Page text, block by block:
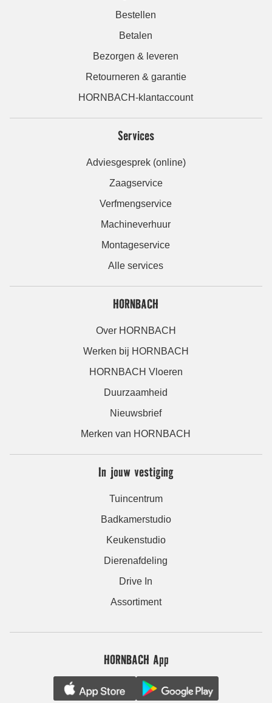
Bestellen
Betalen
Bezorgen & leveren
Retourneren & garantie
HORNBACH-klantaccount
Services
Adviesgesprek (online)
Zaagservice
Verfmengservice
Machineverhuur
Montageservice
Alle services
HORNBACH
Over HORNBACH
Werken bij HORNBACH
HORNBACH Vloeren
Duurzaamheid
Nieuwsbrief
Merken van HORNBACH
In jouw vestiging
Tuincentrum
Badkamerstudio
Keukenstudio
Dierenafdeling
Drive In
Assortiment
HORNBACH App